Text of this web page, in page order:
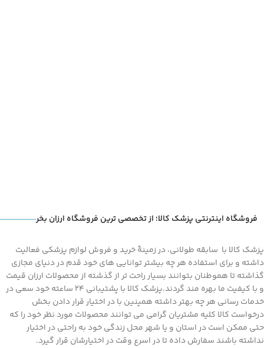
فروشگاه اینترنتی پزشک کالا؛ از تخصصی ترین فروشگاه ارزان بخر
پزشک کالا با سابقه طولانی، در زمینۀ خرید و فروش لوازم پزشکی فعالیت
داشته و برای استفاده هر چه بیشتر توانایی های خود قدم در دنیای مجازی
گذاشته تا هموطنان بتوانند بسیار راحت تر از گذشته از محصولات ارزان قیمت
و با کیفیت ما بهره مند گردند.پزشک کالا با پشتیبانی 24 ساعته خود سعی در
خدمات رسانی هر چه بهتر داشته همپنین با در اختیار قرار دادن بخش
درخواست کالا کلیه مشتریان گرامی می توانند محصولات مورد نظر خود را که
حتی ممکن است در استان و یا شهر محل زندگی خود به راحتی در اختیار
نداشته باشند سفارش داده تا در اسرع وقت در اختیارشان قرار گیرد.